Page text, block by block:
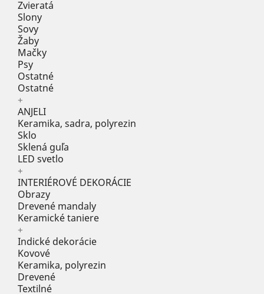
Zvieratá
Slony
Sovy
Žaby
Mačky
Psy
Ostatné
Ostatné
+
ANJELI
Keramika, sadra, polyrezin
Sklo
Sklená guľa
LED svetlo
+
INTERIÉROVÉ DEKORÁCIE
Obrazy
Drevené mandaly
Keramické taniere
+
Indické dekorácie
Kovové
Keramika, polyrezin
Drevené
Textilné